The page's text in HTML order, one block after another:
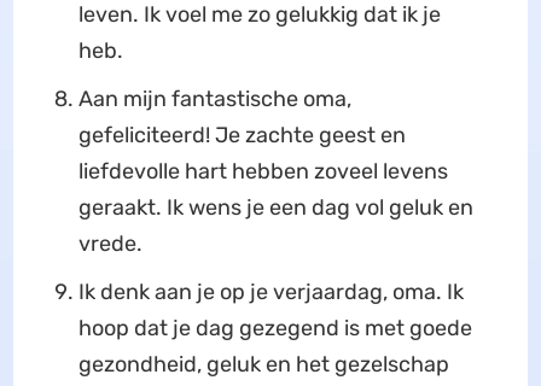
leven. Ik voel me zo gelukkig dat ik je
heb.
Aan mijn fantastische oma,
gefeliciteerd! Je zachte geest en
liefdevolle hart hebben zoveel levens
geraakt. Ik wens je een dag vol geluk en
vrede.
Ik denk aan je op je verjaardag, oma. Ik
hoop dat je dag gezegend is met goede
gezondheid, geluk en het gezelschap